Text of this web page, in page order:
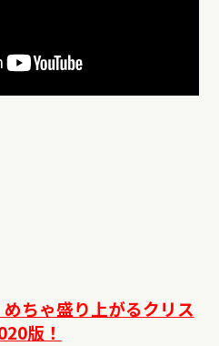
めちゃ盛り上がるクリス
版！